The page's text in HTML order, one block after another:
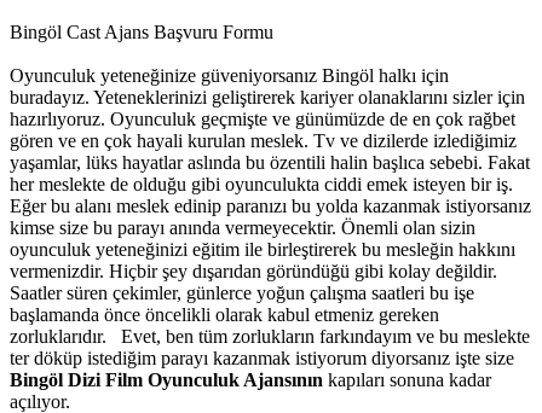
Bingöl Cast Ajans Başvuru Formu
Oyunculuk yeteneğinize güveniyorsanız Bingöl halkı için
buradayız. Yeteneklerinizi geliştirerek kariyer olanaklarını sizler için
hazırlıyoruz. Oyunculuk geçmişte ve günümüzde de en çok rağbet
gören ve en çok hayali kurulan meslek. Tv ve dizilerde izlediğimiz
yaşamlar, lüks hayatlar aslında bu özentili halin başlıca sebebi. Fakat
her meslekte de olduğu gibi oyunculukta ciddi emek isteyen bir iş.
Eğer bu alanı meslek edinip paranızı bu yolda kazanmak istiyorsanız
kimse size bu parayı anında vermeyecektir. Önemli olan sizin
oyunculuk yeteneğinizi eğitim ile birleştirerek bu mesleğin hakkını
vermenizdir. Hiçbir şey dışarıdan göründüğü gibi kolay değildir.
Saatler süren çekimler, günlerce yoğun çalışma saatleri bu işe
başlamanda önce öncelikli olarak kabul etmeniz gereken
zorluklarıdır. Evet, ben tüm zorlukların farkındayım ve bu meslekte
ter döküp istediğim parayı kazanmak istiyorum diyorsanız işte size
Bingöl Dizi Film Oyunculuk Ajansının kapıları sonuna kadar
açılıyor.